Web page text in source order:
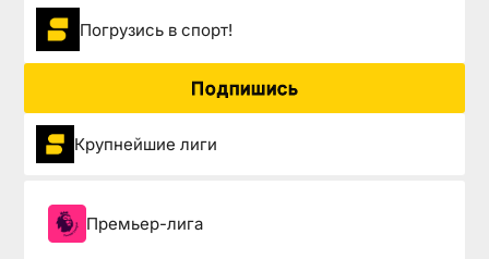
Погрузиcь в спорт!
Подпишись
Крупнейшие лиги
Премьер-лига